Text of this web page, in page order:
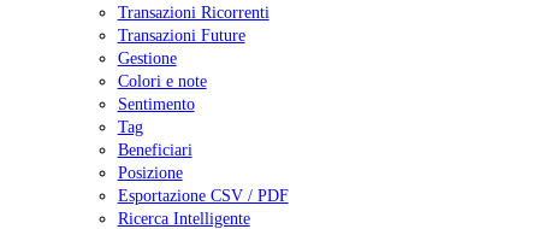
Transazioni Ricorrenti
Transazioni Future
Gestione
Colori e note
Sentimento
Tag
Beneficiari
Posizione
Esportazione CSV / PDF
Ricerca Intelligente